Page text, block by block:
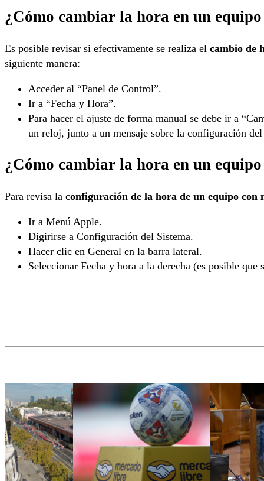
¿Cómo cambiar la hora en un
Es posible revisar si efectivamente se realiza el cambio de
siguiente manera:
Acceder al “Panel de Control”.
Ir a “Fecha y Hora”.
Para hacer el ajuste de forma manual se debe ir a
un reloj, junto a un mensaje sobre la configuración
¿Cómo cambiar la hora en un equipo
Para revisa la configuración de la hora de un equipo con
Ir a Menú Apple.
Digirirse a Configuración del Sistema.
Hacer clic en General en la barra lateral.
Seleccionar Fecha y hora a la derecha (es posible que